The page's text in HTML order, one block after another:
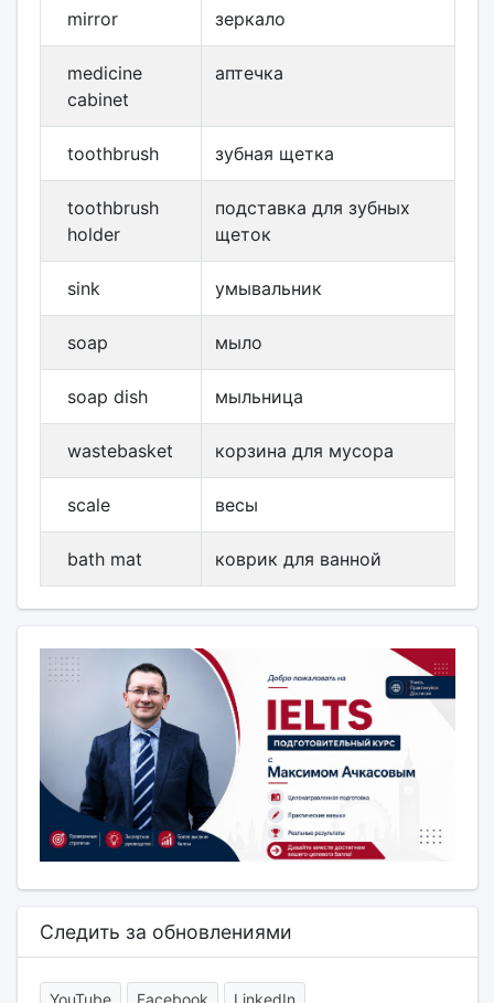
mirror зеркало
medicine
cabinet
аптечка
toothbrush зубная щетка
toothbrush
holder
подставка для зубных
щеток
sink умывальник
soap мыло
soap dish мыльница
wastebasket корзина для мусора
scale весы
bath mat коврик для ванной
Следить за обновлениями